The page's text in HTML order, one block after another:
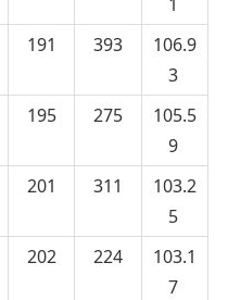
191 393
106.9
3
195 275
105.5
9
201 311
103.2
5
202 224
103.1
7